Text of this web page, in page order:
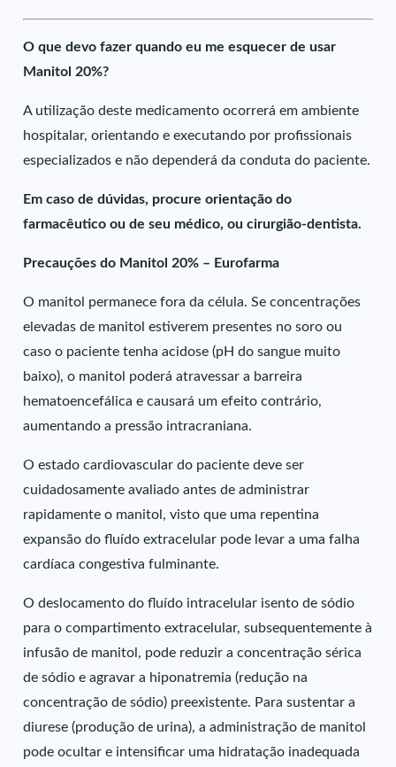
O que devo fazer quando eu me esquecer de usar
Manitol 20%?
A utilização deste medicamento ocorrerá em ambiente
hospitalar, orientando e executando por profissionais
especializados e não dependerá da conduta do paciente.
Em caso de dúvidas, procure orientação do
farmacêutico ou de seu médico, ou cirurgião-dentista.
Precauções do Manitol 20% – Eurofarma
O manitol permanece fora da célula. Se concentrações
elevadas de manitol estiverem presentes no soro ou
caso o paciente tenha acidose (pH do sangue muito
baixo), o manitol poderá atravessar a barreira
hematoencefálica e causará um efeito contrário,
aumentando a pressão intracraniana.
O estado cardiovascular do paciente deve ser
cuidadosamente avaliado antes de administrar
rapidamente o manitol, visto que uma repentina
expansão do fluído extracelular pode levar a uma falha
cardíaca congestiva fulminante.
O deslocamento do fluído intracelular isento de sódio
para o compartimento extracelular, subsequentemente à
infusão de manitol, pode reduzir a concentração sérica
de sódio e agravar a hiponatremia (redução na
concentração de sódio) preexistente. Para sustentar a
diurese (produção de urina), a administração de manitol
pode ocultar e intensificar uma hidratação inadequada